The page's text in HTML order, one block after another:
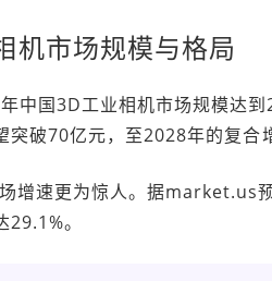
机市场规模与格局
中国3D工业相机市场规模达
破70亿元，至2028年的复合
增速更为惊人。据market.us
。